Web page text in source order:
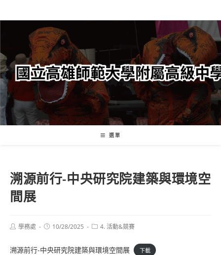
轉
要
內
容
選單
溯源前行-中央研究院建築與環境空
間展
Post學務處
Post10/28/2025
Post4. 活動&競賽
溯源前行-中央研究院建築與環境空間展 下載